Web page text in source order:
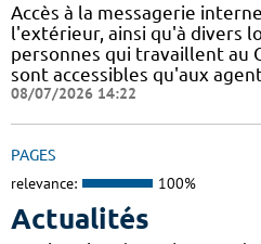
Accès à la messagerie
l'extérieur, ainsi qu'à divers
personnes qui travaillent au
sont accessibles qu'aux
08/07/2026 14:22
PAGES
relevance: 100%
Actualités